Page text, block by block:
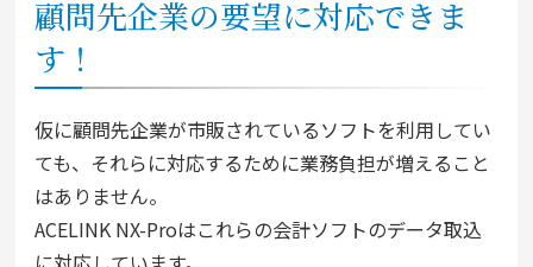
顧問先企業の要望に対応できま
す！
仮に顧問先企業が市販されているソフトを利用してい
ても、それらに対応するために業務負担が増えること
はありません。
ACELINK NX-Proはこれらの会計ソフトのデータ取込